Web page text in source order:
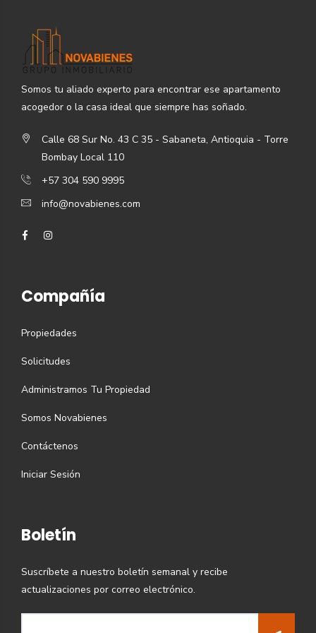
Somos tu aliado experto para encontrar ese apartamento
acogedor o la casa ideal que siempre has soñado.
Calle 68 Sur No. 43 C 35 - Sabaneta, Antioquia - Torre
Bombay Local 110
+57 304 590 9995
info@novabienes.com
Compañía
Propiedades
Solicitudes
Administramos Tu Propiedad
Somos Novabienes
Contáctenos
Iniciar Sesión
Boletín
Suscríbete a nuestro boletín semanal y recibe
actualizaciones por correo electrónico.